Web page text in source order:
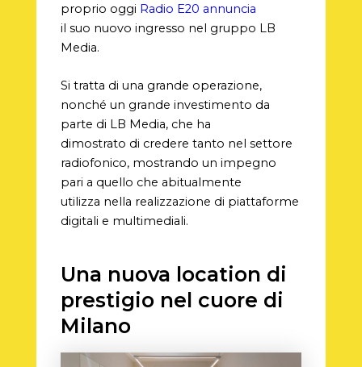
proprio oggi Radio E20 annuncia
il suo nuovo ingresso nel gruppo LB
Media.
Si tratta di una grande operazione,
nonché un grande investimento da
parte di LB Media, che ha
dimostrato di credere tanto nel settore
radiofonico, mostrando un impegno
pari a quello che abitualmente
utilizza nella realizzazione di piattaforme
digitali e multimediali.
Una nuova location di
prestigio nel cuore di
Milano